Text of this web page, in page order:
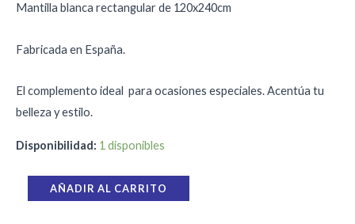
Mantilla blanca rectangular de 120x240cm
Fabricada en España.
El complemento ideal para ocasiones especiales. Acentúa tu
belleza y estilo.
Disponibilidad: 1 disponibles
AÑADIR AL CARRITO